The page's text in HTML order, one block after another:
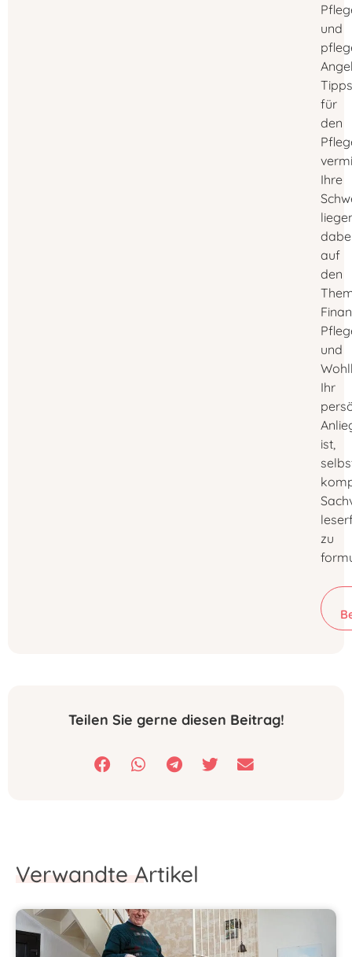
und
Tipps
für
den
Ihre
auf
den
und
Ihr
ist,
zu
Teilen Sie gerne diesen Beitrag!
Verwandte Artikel